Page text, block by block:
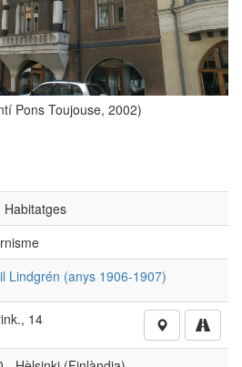
Pons Toujouse, 2002)
Habitatges
Lindgrén (anys 1906-1907)
14